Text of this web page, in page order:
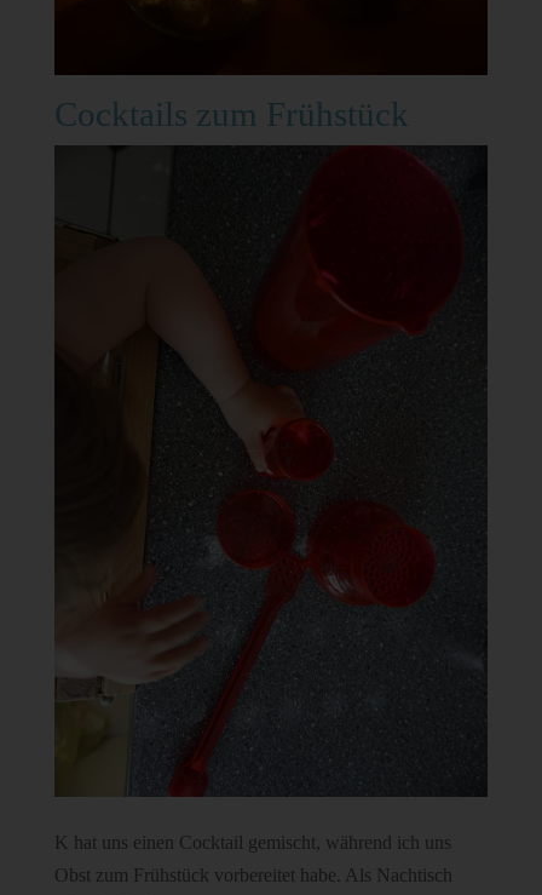
Cocktails zum Frühstück
K hat uns einen Cocktail gemischt, während ich uns
Obst zum Frühstück vorbereitet habe. Als Nachtisch